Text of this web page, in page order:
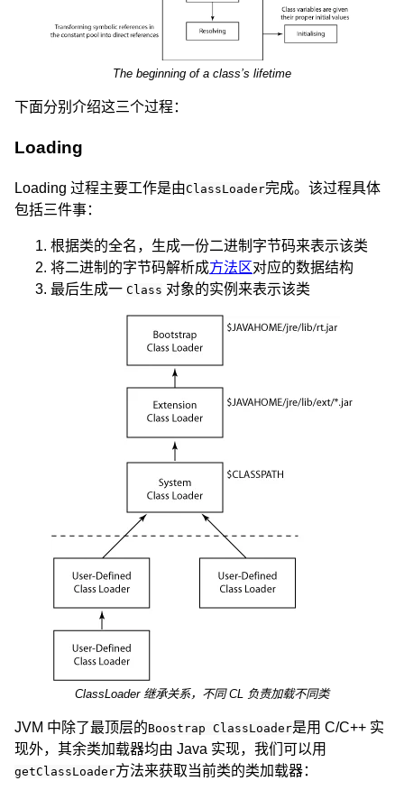
The beginning of a class’s lifetime
下面分别介绍这三个过程：
Loading
Loading 过程主要工作是由ClassLoader完成。该过程具体
包括三件事：
根据类的全名，生成一份二进制字节码来表示该类
将二进制的字节码解析成方法区对应的数据结构
最后生成一 Class 对象的实例来表示该类
ClassLoader 继承关系，不同 CL 负责加载不同类
JVM 中除了最顶层的Boostrap ClassLoader是用 C/C++ 实
现外，其余类加载器均由 Java 实现，我们可以用
getClassLoader方法来获取当前类的类加载器：